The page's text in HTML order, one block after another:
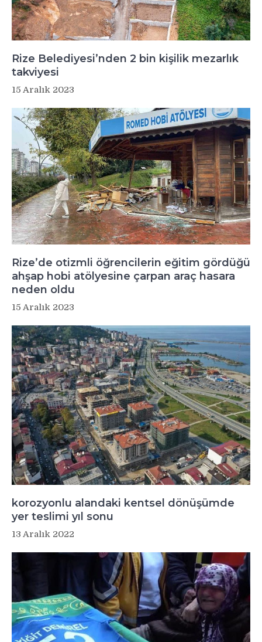
Rize Belediyesi’nden 2 bin kişilik mezarlık
takviyesi
15 Aralık 2023
Rize’de otizmli öğrencilerin eğitim gördüğü
ahşap hobi atölyesine çarpan araç hasara
neden oldu
15 Aralık 2023
korozyonlu alandaki kentsel dönüşümde
yer teslimi yıl sonu
13 Aralık 2022